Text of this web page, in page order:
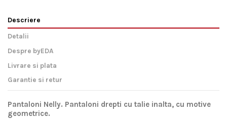
Descriere
Detalii
Despre byEDA
Livrare si plata
Garantie si retur
Pantaloni Nelly. Pantaloni drepti cu talie inalta, cu motive
geometrice.